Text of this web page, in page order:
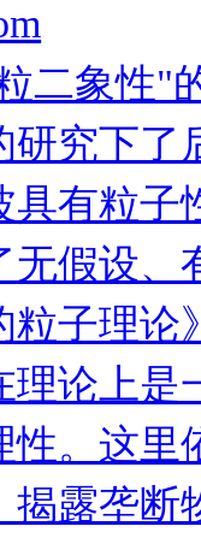
二象性"
研究下了
具有粒子
无假设
粒子理论
理论上是
性。这里
揭露垄断